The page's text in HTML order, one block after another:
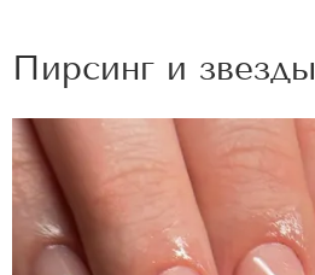
Пирсинг и звезды